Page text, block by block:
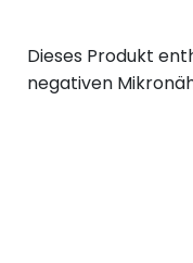
Dieses Produkt
negativen